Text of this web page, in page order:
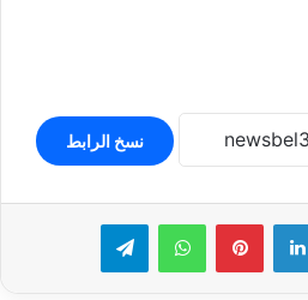
نسخ الرابط
لينكدإن بينتيريستواتساب تيلقرام